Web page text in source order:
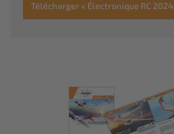
Télécharger « Électronique RC 2024